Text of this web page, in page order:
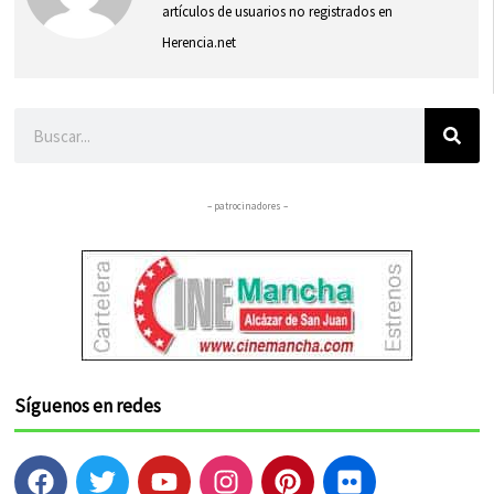
artículos de usuarios no registrados en
Herencia.net
– patrocinadores –
Síguenos en redes
F T Y I P F